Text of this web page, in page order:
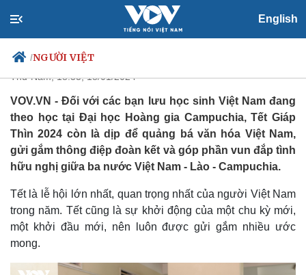
English
/NGƯỜI VIỆT
Chính trị
Đảng
Tổ chức nhân sự
Quốc hội
Nhận diện sự thật
Xã hội
Tin 24h
Dự báo thời tiết
Dấu ấn VOV
Việc làm
Biển đảo
Tết Việt gắn kết tuổi trẻ Việt
Nam - Lào - Campuchia
Thứ Năm, 18:33, 18/01/2024
VOV.VN - Đối với các bạn lưu học sinh Việt Nam đang
theo học tại Đại học Hoàng gia Campuchia, Tết Giáp
Thìn 2024 còn là dịp để quảng bá văn hóa Việt Nam,
gửi gắm thông điệp đoàn kết và góp phần vun đắp tình
hữu nghị giữa ba nước Việt Nam - Lào - Campuchia.
Tết là lễ hội lớn nhất, quan trọng nhất của người Việt Nam
trong năm. Tết cũng là sự khởi động của một chu kỳ mới,
một khởi đầu mới, nên luôn được gửi gắm nhiều ước
mong.